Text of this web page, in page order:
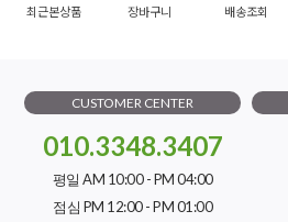
최근본상품 장바구니 배송조회
CUSTOMER CENTER
010.3348.3407
평일 AM 10:00 - PM 04:00
점심 PM 12:00 - PM 01:00